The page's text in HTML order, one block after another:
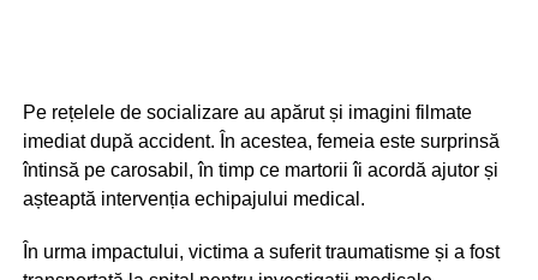
Pe rețelele de socializare au apărut și imagini filmate
imediat după accident. În acestea, femeia este surprinsă
întinsă pe carosabil, în timp ce martorii îi acordă ajutor și
așteaptă intervenția echipajului medical.
În urma impactului, victima a suferit traumatisme și a fost